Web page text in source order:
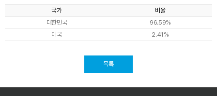
국가
비율
대한민국
96.59%
미국
2.41%
목록